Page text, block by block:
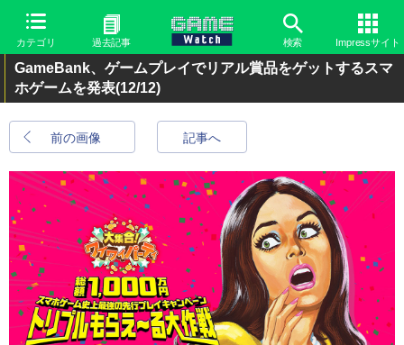
カテゴリ 過去記事 検索 Impressサイト
GameBank、ゲームプレイでリアル賞品をゲットするスマ
ホゲームを発表(12/12)
前の画像 記事へ